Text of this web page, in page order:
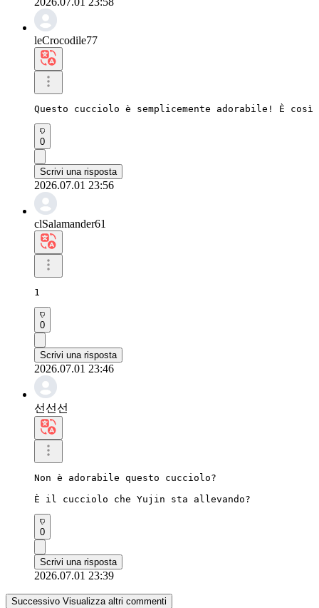
leCrocodile77
Questo cucciolo è semplicemente adorabile! È
0
Scrivi una risposta
2026.07.01 23:56
clSalamander61
1
0
Scrivi una risposta
2026.07.01 23:46
선선선
Non è adorabile questo cucciolo?
È il cucciolo che Yujin sta allevando?
0
Scrivi una risposta
2026.07.01 23:39
Successivo Visualizza altri commenti